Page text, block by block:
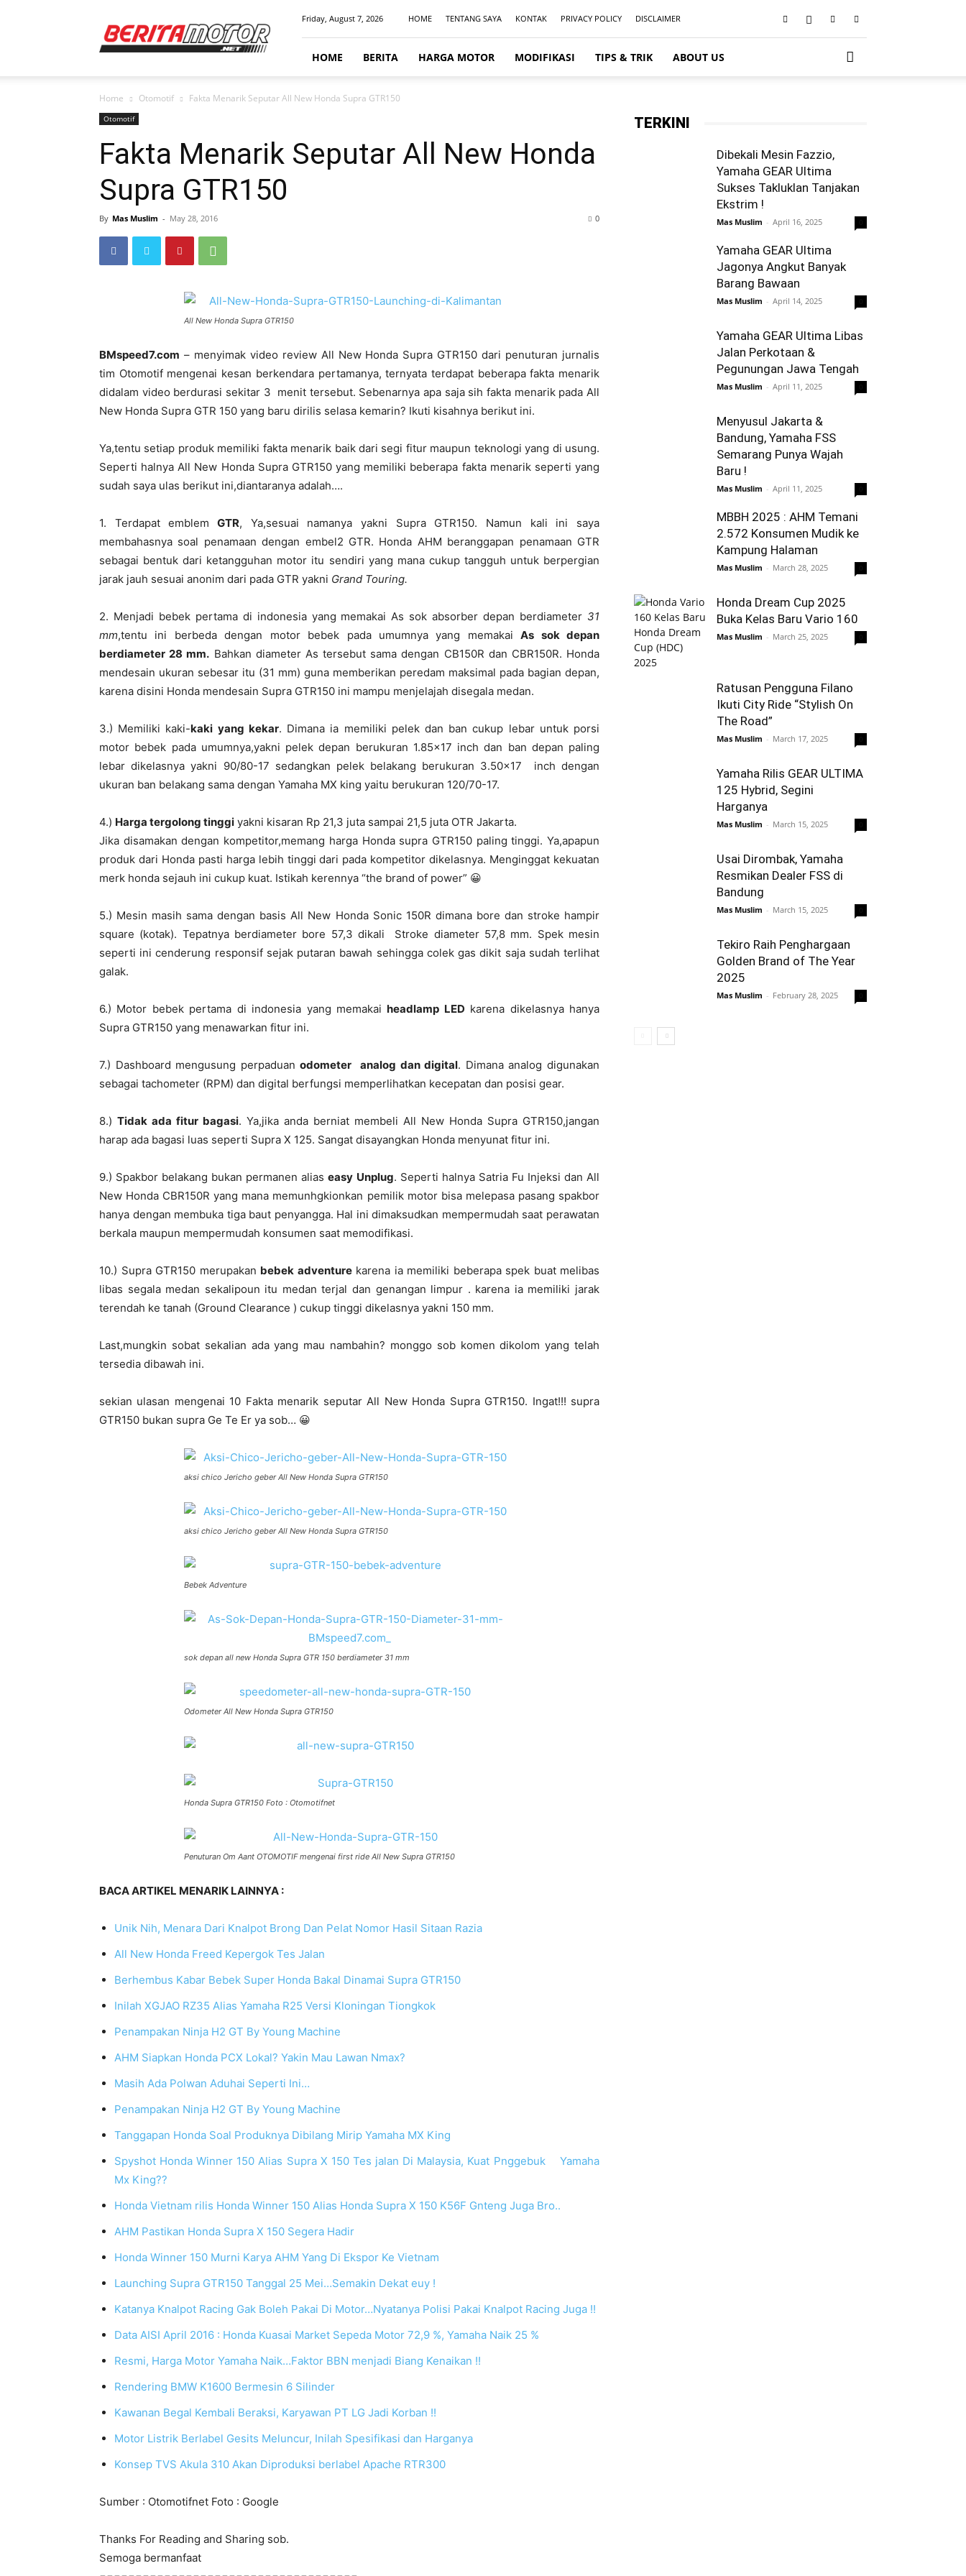
Friday, August 7, 2026 HOME TENTANG SAYA KONTAK PRIVACY POLICY DISCLAIMER
HOME BERITA HARGA MOTOR MODIFIKASI TIPS & TRIK ABOUT US
Home Otomotif Fakta Menarik Seputar All New Honda Supra GTR150
Otomotif
Fakta Menarik Seputar All New Honda
Supra GTR150
By Mas Muslim - May 28, 2016 0
All New Honda Supra GTR150
BMspeed7.com – menyimak video review All New Honda Supra GTR150 dari penuturan jurnalis
tim Otomotif mengenai kesan berkendara pertamanya, ternyata terdapat beberapa fakta menarik
didalam video berdurasi sekitar 3 menit tersebut. Sebenarnya apa saja sih fakta menarik pada All
New Honda Supra GTR 150 yang baru dirilis selasa kemarin? Ikuti kisahnya berikut ini.
Ya,tentu setiap produk memiliki fakta menarik baik dari segi fitur maupun teknologi yang di usung.
Seperti halnya All New Honda Supra GTR150 yang memiliki beberapa fakta menarik seperti yang
sudah saya ulas berikut ini,diantaranya adalah….
1. Terdapat emblem GTR, Ya,sesuai namanya yakni Supra GTR150. Namun kali ini saya
membahasnya soal penamaan dengan embel2 GTR. Honda AHM beranggapan penamaan GTR
sebagai bentuk dari ketangguhan motor itu sendiri yang mana cukup tangguh untuk berpergian
jarak jauh sesuai anonim dari pada GTR yakni Grand Touring.
2. Menjadi bebek pertama di indonesia yang memakai As sok absorber depan berdiameter 31
mm,tentu ini berbeda dengan motor bebek pada umumnya yang memakaiAs sok depan
berdiameter 28 mm. Bahkan diameter As tersebut sama dengan CB150R dan CBR150R. Honda
mendesain ukuran sebesar itu (31 mm) guna memberikan peredam maksimal pada bagian depan,
karena disini Honda mendesain Supra GTR150 ini mampu menjelajah disegala medan.
3.) Memiliki kaki-kaki yang kekar. Dimana ia memiliki pelek dan ban cukup lebar untuk porsi
motor bebek pada umumnya,yakni pelek depan berukuran 1.85×17 inch dan ban depan paling
lebar dikelasnya yakni 90/80-17 sedangkan pelek belakang berukuran 3.50×17 inch dengan
ukuran ban belakang sama dengan Yamaha MX king yaitu berukuran 120/70-17.
4.) Harga tergolong tinggi yakni kisaran Rp 21,3 juta sampai 21,5 juta OTR Jakarta.
Jika disamakan dengan kompetitor,memang harga Honda supra GTR150 paling tinggi. Ya,apapun
produk dari Honda pasti harga lebih tinggi dari pada kompetitor dikelasnya. Menginggat kekuatan
merk honda sejauh ini cukup kuat. Istikah kerennya “the brand of power” 😀
5.) Mesin masih sama dengan basis All New Honda Sonic 150R dimana bore dan stroke hampir
square (kotak). Tepatnya berdiameter bore 57,3 dikali Stroke diameter 57,8 mm. Spek mesin
seperti ini cenderung responsif sejak putaran bawah sehingga colek gas dikit saja sudah terlihat
galak.
6.) Motor bebek pertama di indonesia yang memakaiheadlamp LED karena dikelasnya hanya
Supra GTR150 yang menawarkan fitur ini.
7.) Dashboard mengusung perpaduanodometer analog dan digital. Dimana analog digunakan
sebagai tachometer (RPM) dan digital berfungsi memperlihatkan kecepatan dan posisi gear.
8.) Tidak ada fitur bagasi. Ya,jika anda berniat membeli All New Honda Supra GTR150,jangan
harap ada bagasi luas seperti Supra X 125. Sangat disayangkan Honda menyunat fitur ini.
9.) Spakbor belakang bukan permanen aliaseasy Unplug. Seperti halnya Satria Fu Injeksi dan All
New Honda CBR150R yang mana memunhgkionkan pemilik motor bisa melepasa pasang spakbor
hanya dengan membuka tiga baut penyangga. Hal ini dimaksudkan mempermudah saat perawatan
berkala maupun mempermudah konsumen saat memodifikasi.
10.) Supra GTR150 merupakan bebek adventurekarena ia memiliki beberapa spek buat melibas
libas segala medan sekalipoun itu medan terjal dan genangan limpur . karena ia memiliki jarak
terendah ke tanah (Ground Clearance ) cukup tinggi dikelasnya yakni 150 mm.
Last,mungkin sobat sekalian ada yang mau nambahin? monggo sob komen dikolom yang telah
tersedia dibawah ini.
sekian ulasan mengenai 10 Fakta menarik seputar All New Honda Supra GTR150. Ingat!!! supra
GTR150 bukan supra Ge Te Er ya sob… 😀
aksi chico Jericho geber All New Honda Supra GTR150
aksi chico Jericho geber All New Honda Supra GTR150
Bebek Adventure
sok depan all new Honda Supra GTR 150 berdiameter 31 mm
Odometer All New Honda Supra GTR150
Honda Supra GTR150 Foto : Otomotifnet
Penuturan Om Aant OTOMOTIF mengenai first ride All New Supra GTR150
BACA ARTIKEL MENARIK LAINNYA :
Unik Nih, Menara Dari Knalpot Brong Dan Pelat Nomor Hasil Sitaan Razia
All New Honda Freed Kepergok Tes Jalan
Berhembus Kabar Bebek Super Honda Bakal Dinamai Supra GTR150
Inilah XGJAO RZ35 Alias Yamaha R25 Versi Kloningan Tiongkok
Penampakan Ninja H2 GT By Young Machine
AHM Siapkan Honda PCX Lokal? Yakin Mau Lawan Nmax?
Masih Ada Polwan Aduhai Seperti Ini…
Penampakan Ninja H2 GT By Young Machine
Tanggapan Honda Soal Produknya Dibilang Mirip Yamaha MX King
Spyshot Honda Winner 150 Alias Supra X 150 Tes jalan Di Malaysia, Kuat Pnggebuk Yamaha
Mx King??
Honda Vietnam rilis Honda Winner 150 Alias Honda Supra X 150 K56F Gnteng Juga Bro..
AHM Pastikan Honda Supra X 150 Segera Hadir
Honda Winner 150 Murni Karya AHM Yang Di Ekspor Ke Vietnam
Launching Supra GTR150 Tanggal 25 Mei…Semakin Dekat euy !
Katanya Knalpot Racing Gak Boleh Pakai Di Motor…Nyatanya Polisi Pakai Knalpot Racing Juga !!
Data AISI April 2016 : Honda Kuasai Market Sepeda Motor 72,9 %, Yamaha Naik 25 %
Resmi, Harga Motor Yamaha Naik…Faktor BBN menjadi Biang Kenaikan !!
Rendering BMW K1600 Bermesin 6 Silinder
Kawanan Begal Kembali Beraksi, Karyawan PT LG Jadi Korban !!
Motor Listrik Berlabel Gesits Meluncur, Inilah Spesifikasi dan Harganya
Konsep TVS Akula 310 Akan Diproduksi berlabel Apache RTR300
Sumber : Otomotifnet Foto : Google
Thanks For Reading and Sharing sob.
Semoga bermanfaat
TERKINI
Dibekali Mesin Fazzio,
Yamaha GEAR Ultima
Sukses Takluklan Tanjakan
Ekstrim !
Mas Muslim - April 16, 2025
Yamaha GEAR Ultima
Jagonya Angkut Banyak
Barang Bawaan
Mas Muslim - April 14, 2025
Yamaha GEAR Ultima Libas
Jalan Perkotaan &
Pegunungan Jawa Tengah
Mas Muslim - April 11, 2025
Menyusul Jakarta &
Bandung, Yamaha FSS
Semarang Punya Wajah
Baru !
Mas Muslim - April 11, 2025
MBBH 2025 : AHM Temani
2.572 Konsumen Mudik ke
Kampung Halaman
Mas Muslim - March 28, 2025
Honda Dream Cup 2025
Buka Kelas Baru Vario 160
Mas Muslim - March 25, 2025
Ratusan Pengguna Filano
Ikuti City Ride “Stylish On
The Road”
Mas Muslim - March 17, 2025
Yamaha Rilis GEAR ULTIMA
125 Hybrid, Segini
Harganya
Mas Muslim - March 15, 2025
Usai Dirombak, Yamaha
Resmikan Dealer FSS di
Bandung
Mas Muslim - March 15, 2025
Tekiro Raih Penghargaan
Golden Brand of The Year
2025
Mas Muslim - February 28, 2025